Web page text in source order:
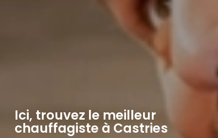
Ici, trouvez le meilleur
chauffagiste à Castries